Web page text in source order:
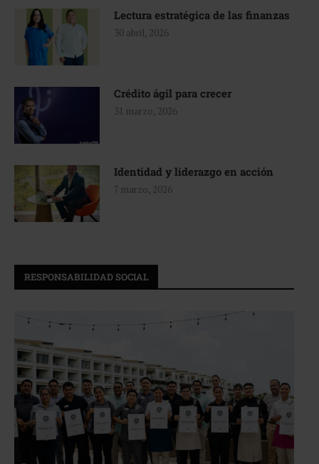
Lectura estratégica de las finanzas
30 abril, 2026
Crédito ágil para crecer
31 marzo, 2026
Identidad y liderazgo en acción
7 marzo, 2026
RESPONSABILIDAD SOCIAL